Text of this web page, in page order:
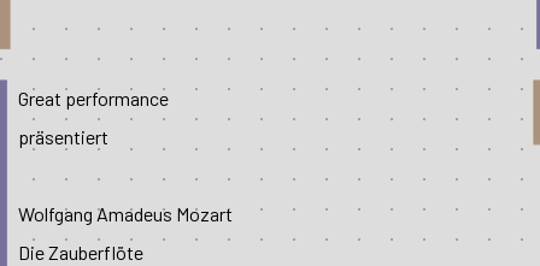
Great performance
präsentiert
Wolfgang Amadeus Mozart
Die Zauberflöte